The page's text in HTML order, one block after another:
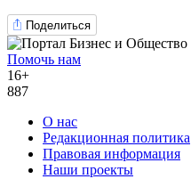
Поделиться
Помочь нам
16+
887
О нас
Редакционная политика
Правовая информация
Наши проекты